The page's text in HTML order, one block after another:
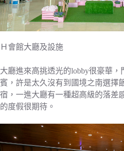
Ｈ會館大廳及設施
大廳進來高挑透光的lobby很豪華，
賓，許是太久沒有到國境之南選擇
宿，一進大廳有一種超高級的落差
的度假很期待。